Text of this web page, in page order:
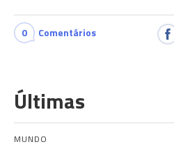
0 Comentários
Últimas
MUNDO